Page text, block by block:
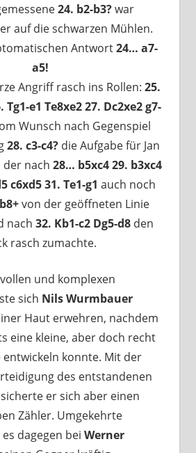
24. b2-b3?war
auf die schwarzen Mühlen.
Antwort24… a7-
a5!
Angriff rasch ins Rollen: 25.
Tg1-e1 Te8xe2 27. Dc2xe2 g7-
Wunsch nach Gegenspiel
28. c3-c4? die Aufgabe für Jan
der nach 28… b5xc4 29. b3xc4
c6xd5 31. Te1-g1 auch noch
von der geöffneten Linie
nach 32. Kb1-c2 Dg5-d8 den
rasch zumachte.
und komplexen
sich Nils Wurmbauer
Haut erwehren, nachdem
eine kleine, aber doch recht
konnte. Mit der
des entstandenen
er sich aber einen
Zähler. Umgekehrte
dagegen bei Werner